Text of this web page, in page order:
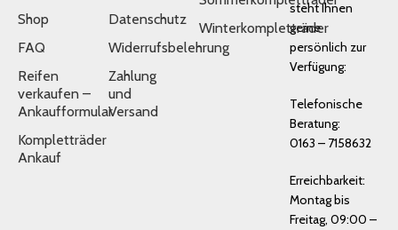
Shop
FAQ
Reifen
verkaufen –
Ankaufformular
Kompletträder
Ankauf
Datenschutz
Widerrufsbelehrung
Zahlung
und
Versand
Winterkompletträder
steht Ihnen
gerne
persönlich zur
Verfügung:
Telefonische
Beratung:
0163 – 7158632
Erreichbarkeit:
Montag bis
Freitag, 09:00 –